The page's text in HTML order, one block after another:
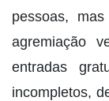
pessoas,
agremiação
entradas
incompletos,